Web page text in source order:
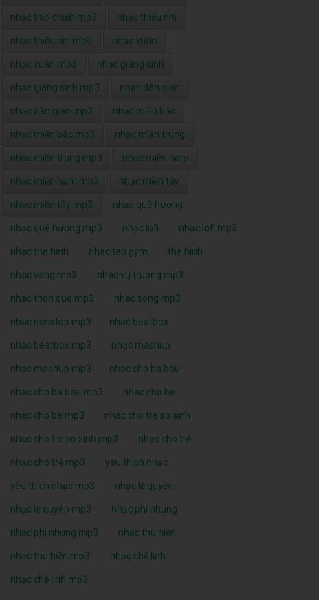
nhạc thời chiến mp3 nhạc thiếu nhi
nhạc thiếu nhi mp3 nhạc xuân
nhạc xuân mp3 nhạc giáng sinh
nhạc giáng sinh mp3 nhạc dân gian
nhạc dân gian mp3 nhạc miền bắc
nhạc miền bắc mp3 nhạc miền trung
nhạc miền trung mp3 nhạc miền nam
nhạc miền nam mp3 nhạc miền tây
nhạc miền tây mp3 nhạc quê hương
nhạc quê hương mp3 nhạc lofi nhạc lofi mp3
nhac the hinh nhac tap gym the hinh
nhac vang mp3 nhac vu truong mp3
nhac thon que mp3 nhac song mp3
nhac nonstop mp3 nhac beatbox
nhac beatbox mp3 nhạc mashup
nhạc mashup mp3 nhac cho ba bau
nhac cho ba bau mp3 nhac cho be
nhac cho be mp3 nhac cho tre so sinh
nhac cho tre so sinh mp3 nhạc cho trẻ
nhạc cho trẻ mp3 yêu thích nhạc
yêu thích nhạc mp3 nhạc lệ quyên
nhạc lệ quyên mp3 nhạc phi nhung
nhạc phi nhung mp3 nhạc thu hiền
nhạc thu hiền mp3 nhạc chế linh
nhạc chế linh mp3